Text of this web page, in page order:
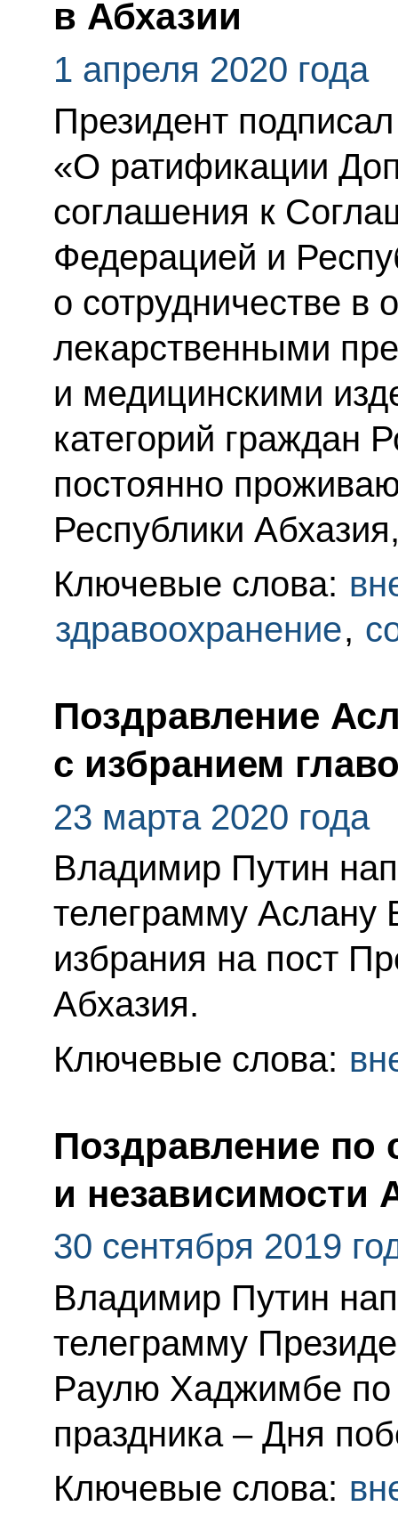
в Абхазии
1 апреля 2020 года
Президент
«О ратификации
соглашения к
Федерацией и
о сотрудничестве в
лекарственными
и медицинскими
категорий граждан
постоянно
Республики
Ключевые слова:
здравоохранение,
Поздравление
с избранием
23 марта 2020 года
Владимир Путин
телеграмму Аслану
избрания на пост
Абхазия.
Ключевые слова:
Поздравление
и независимости
30 сентября 2019
Владимир Путин
телеграмму
Раулю Хаджимбе по
праздника – Дня
Ключевые слова: